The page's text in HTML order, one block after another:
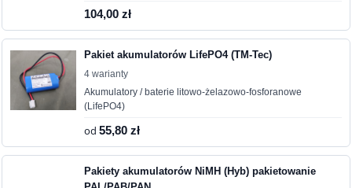
104,00 zł
Pakiet akumulatorów LifePO4 (TM-Tec)
4 warianty
Akumulatory / baterie litowo-żelazowo-fosforanowe
(LifePO4)
od55,80 zł
Pakiety akumulatorów NiMH (Hyb) pakietowanie